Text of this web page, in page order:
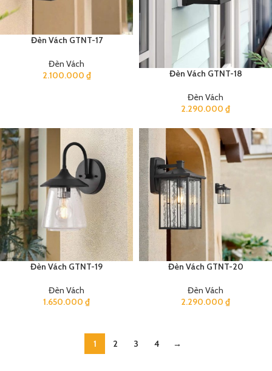
Đèn Vách GTNT-17
Đèn Vách
2.100.000 ₫ Đèn Vách GTNT-18
Đèn Vách
2.290.000 ₫
Đèn Vách GTNT-19
Đèn Vách
1.650.000 ₫
Đèn Vách GTNT-20
Đèn Vách
2.290.000 ₫
1 2 3 4 →